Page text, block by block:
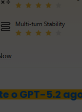
o GPT-5.2